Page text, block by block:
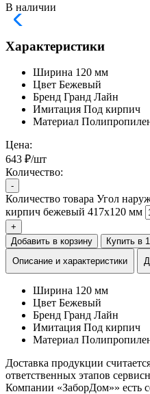
В наличии
Характеристики
Ширина 120 мм
Цвет Бежевый
Бренд Гранд Лайн
Имитация Под кирпич
Материал
Цена:
643 ₽/шт
Количество:
-
Количество товара Угол
кирпич бежевый 417х120 мм
+
Добавить в корзину
Купить в
Описание и характеристики
Ширина 120 мм
Цвет Бежевый
Бренд Гранд Лайн
Имитация Под кирпич
Материал
Доставка продукции
ответственных этапов
Компании «ЗаборДом»» есть